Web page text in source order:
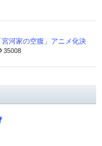
河家の空腹」アニメ化決
35008